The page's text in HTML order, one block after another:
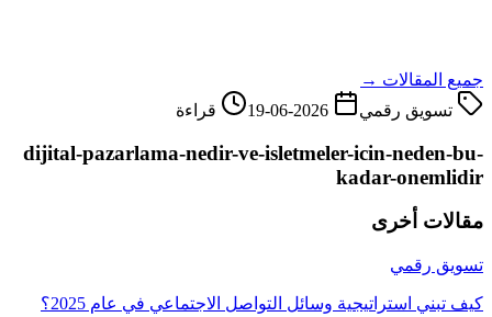
جميع المقالات →
تسويق رقمي
2026-06-19 قراءة
dijital-pazarlama-nedir-ve-isletmeler-icin-neden-bu-
kadar-onemlidir
مقالات أخرى
تسويق رقمي
كيف تبني استراتيجية وسائل التواصل الاجتماعي في عام 2025؟